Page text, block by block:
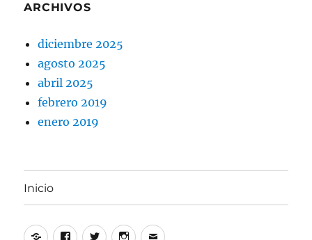
ARCHIVOS
diciembre 2025
agosto 2025
abril 2025
febrero 2019
enero 2019
Inicio
Yelp Facebook
TwitterInstagram
Correo